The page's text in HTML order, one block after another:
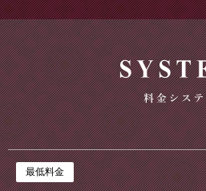
最低料金